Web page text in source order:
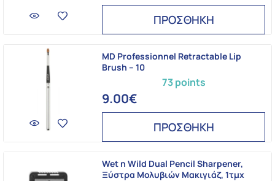
ΠΡΟΣΘΗΚΗ
73 points
MD Professionnel Retractable Lip
Brush – 10
9.00€
ΠΡΟΣΘΗΚΗ
Wet n Wild Dual Pencil Sharpener,
Ξύστρα Μολυβιών Μακιγιάζ, 1τμχ